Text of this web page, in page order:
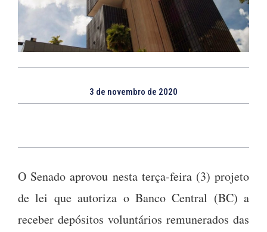
3 de novembro de 2020
O Senado aprovou nesta terça-feira (3) projeto
de lei que autoriza o Banco Central (BC) a
receber depósitos voluntários remunerados das